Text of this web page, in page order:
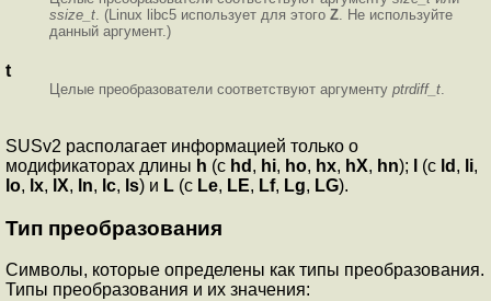
ssize_t . (Linux libc5 использует для этого Z . Не используйте
данный аргумент.)
t
Целые преобразователи соответствуют аргументу ptrdiff_t
SUSv2 располагает информацией только о
модификаторах длины h (с hd , hi, ho, hx, hX, hn); (с ld , li,
lo, lx, lX, ln, lc, ls) и L (с Le, LE, Lf, Lg, LG).
Тип преобразования
Символы, которые определены как типы преобразования.
Типы преобразования и их значения: